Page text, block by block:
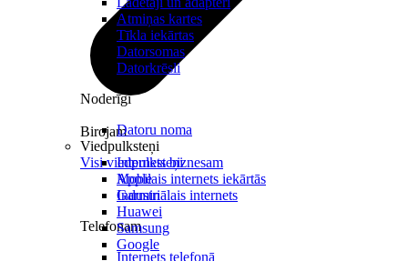
Birojam
Internets biznesam
Mobilais internets iekārtās
Industriālais internets
Telefonam
Internets telefonā
Atmiņas kartes
Tīkla iekārtas
Datorsomas
Datorkrēsli
Noderīgi
Datoru noma
Viedpulksteņi
Visi viedpulksteņi
Apple
Garmin
Huawei
Samsung
Google